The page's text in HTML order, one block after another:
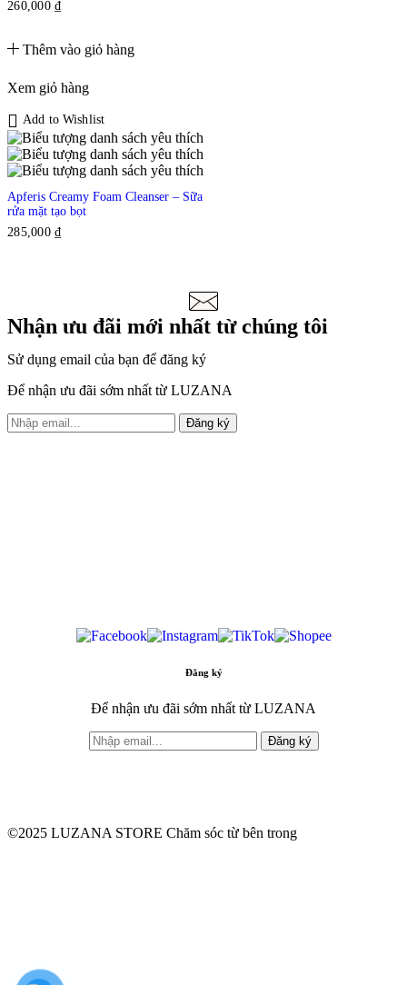
260,000₫
Thêm vào giỏ hàng
Xem giỏ hàng
Add to Wishlist
Apferis Creamy Foam Cleanser – Sữa
rửa mặt tạo bọt
285,000₫
Nhận ưu đãi mới nhất từ chúng tôi
Sử dụng email của bạn để đăng ký
Để nhận ưu đãi sớm nhất từ LUZANA
Đăng ký
Đăng ký
Để nhận ưu đãi sớm nhất từ LUZANA
Đăng ký
©2025 LUZANA STORE Chăm sóc từ bên trong